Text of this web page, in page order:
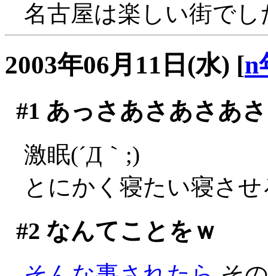
名古屋は楽しい街で
2003年06月11日(水) [n
#1 あっさあさあさあ
激眠(´Д｀;)
とにかく寝たい寝さ
#2 なんてことをｗ